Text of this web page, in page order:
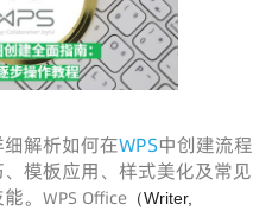
解析如何在WPS中创建流程
模板应用、样式美化及常见
。 WPS Office （Writer,